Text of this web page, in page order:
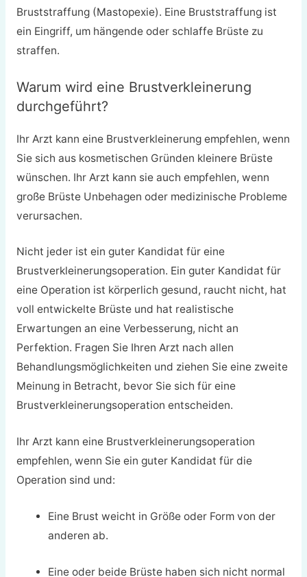
Bruststraffung (Mastopexie). Eine Bruststraffung ist
ein Eingriff, um hängende oder schlaffe Brüste zu
straffen.
Warum wird eine Brustverkleinerung
durchgeführt?
Ihr Arzt kann eine Brustverkleinerung empfehlen, wenn
Sie sich aus kosmetischen Gründen kleinere Brüste
wünschen. Ihr Arzt kann sie auch empfehlen, wenn
große Brüste Unbehagen oder medizinische Probleme
verursachen.
Nicht jeder ist ein guter Kandidat für eine
Brustverkleinerungsoperation. Ein guter Kandidat für
eine Operation ist körperlich gesund, raucht nicht, hat
voll entwickelte Brüste und hat realistische
Erwartungen an eine Verbesserung, nicht an
Perfektion. Fragen Sie Ihren Arzt nach allen
Behandlungsmöglichkeiten und ziehen Sie eine zweite
Meinung in Betracht, bevor Sie sich für eine
Brustverkleinerungsoperation entscheiden.
Ihr Arzt kann eine Brustverkleinerungsoperation
empfehlen, wenn Sie ein guter Kandidat für die
Operation sind und:
Eine Brust weicht in Größe oder Form von der
anderen ab.
Eine oder beide Brüste haben sich nicht normal